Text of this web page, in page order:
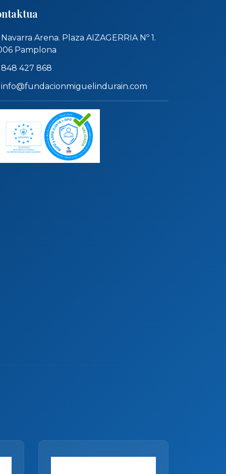
Navarra Arena. Plaza AIZAGERRIA Nº 1.
Pamplona
848 427 868
info@fundacionmiguelindurain.com